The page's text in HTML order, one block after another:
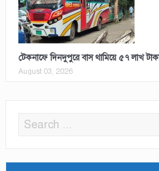
টেকনাফে দিনদুপুরে বাস থামিয়ে ৫৭ লাখ
August 03, 2026